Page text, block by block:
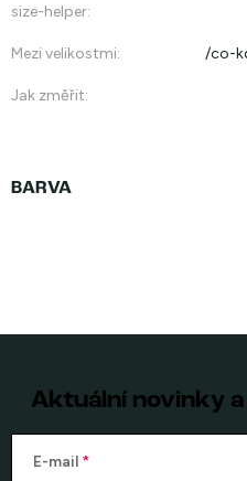
size-helper:
Mezi velikostmi: /co-
Jak změřit:
Aktuální novinky a
E-mail